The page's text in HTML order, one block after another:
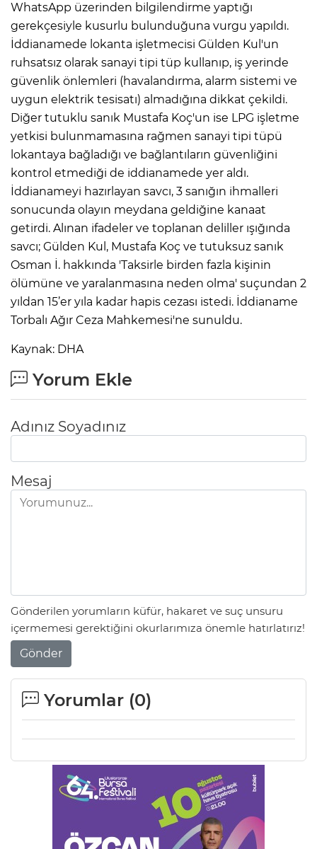
WhatsApp üzerinden bilgilendirme yaptığı
gerekçesiyle kusurlu bulunduğuna vurgu yapıldı.
İddianamede lokanta işletmecisi Gülden Kul'un
ruhsatsız olarak sanayi tipi tüp kullanıp, iş yerinde
güvenlik önlemleri (havalandırma, alarm sistemi ve
uygun elektrik tesisatı) almadığına dikkat çekildi.
Diğer tutuklu sanık Mustafa Koç'un ise LPG işletme
yetkisi bulunmamasına rağmen sanayi tipi tüpü
lokantaya bağladığı ve bağlantıların güvenliğini
kontrol etmediği de iddianamede yer aldı.
İddianameyi hazırlayan savcı, 3 sanığın ihmalleri
sonucunda olayın meydana geldiğine kanaat
getirdi. Alınan ifadeler ve toplanan deliller ışığında
savcı; Gülden Kul, Mustafa Koç ve tutuksuz sanık
Osman İ. hakkında 'Taksirle birden fazla kişinin
ölümüne ve yaralanmasına neden olma' suçundan 2
yıldan 15’er yıla kadar hapis cezası istedi. İddianame
Torbalı Ağır Ceza Mahkemesi'ne sunuldu.
Kaynak: DHA
Yorum Ekle
Adınız Soyadınız
Mesaj
Gönderilen yorumların küfür, hakaret ve suç unsuru
içermemesi gerektiğini okurlarımıza önemle hatırlatırız!
Gönder
Yorumlar (0)